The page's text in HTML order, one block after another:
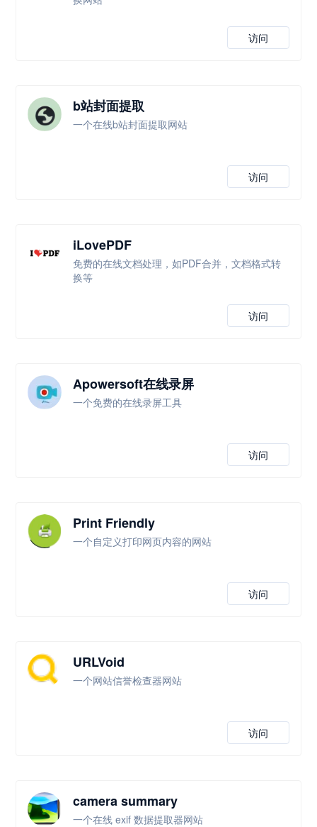
访问
b站封面提取
一个在线b站封面提取网站
访问
iLovePDF
免费的在线文档处理，如PDF合并，文档格式转
换等
访问
Apowersoft在线录屏
一个免费的在线录屏工具
访问
Print Friendly
一个自定义打印网页内容的网站
访问
URLVoid
一个网站信誉检查器网站
访问
camera summary
一个在线 exif 数据提取器网站